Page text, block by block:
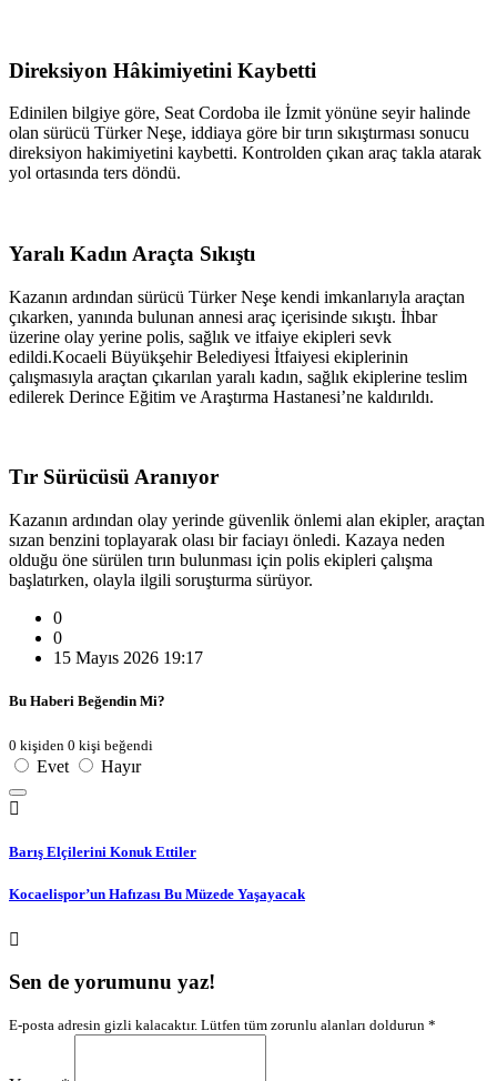
Direksiyon Hâkimiyetini Kaybetti
Edinilen bilgiye göre, Seat Cordoba ile İzmit yönüne seyir halinde
olan sürücü Türker Neşe, iddiaya göre bir tırın sıkıştırması sonucu
direksiyon hakimiyetini kaybetti. Kontrolden çıkan araç takla atarak
yol ortasında ters döndü.
Yaralı Kadın Araçta Sıkıştı
Kazanın ardından sürücü Türker Neşe kendi imkanlarıyla araçtan
çıkarken, yanında bulunan annesi araç içerisinde sıkıştı. İhbar
üzerine olay yerine polis, sağlık ve itfaiye ekipleri sevk
edildi.Kocaeli Büyükşehir Belediyesi İtfaiyesi ekiplerinin
çalışmasıyla araçtan çıkarılan yaralı kadın, sağlık ekiplerine teslim
edilerek Derince Eğitim ve Araştırma Hastanesi’ne kaldırıldı.
Tır Sürücüsü Aranıyor
Kazanın ardından olay yerinde güvenlik önlemi alan ekipler, araçtan
sızan benzini toplayarak olası bir faciayı önledi. Kazaya neden
olduğu öne sürülen tırın bulunması için polis ekipleri çalışma
başlatırken, olayla ilgili soruşturma sürüyor.
0
0
15 Mayıs 2026 19:17
Bu Haberi Beğendin Mi?
0 kişiden 0 kişi beğendi
Evet Hayır
Barış Elçilerini Konuk Ettiler
Kocaelispor’un Hafızası Bu Müzede Yaşayacak
Sen de yorumunu yaz!
E-posta adresin gizli kalacaktır. Lütfen tüm zorunlu alanları doldurun *